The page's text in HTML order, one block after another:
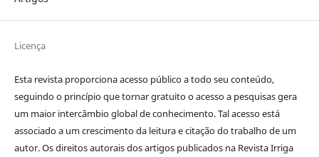
Licença
Esta revista proporciona acesso público a todo seu conteúdo,
seguindo o princípio que tornar gratuito o acesso a pesquisas gera
um maior intercâmbio global de conhecimento. Tal acesso está
associado a um crescimento da leitura e citação do trabalho de um
autor. Os direitos autorais dos artigos publicados na Revista Irriga